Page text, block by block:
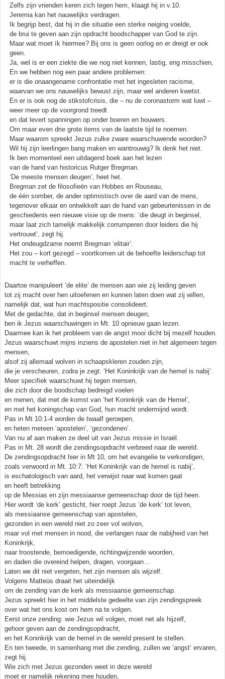
Zelfs zijn vrienden keren zich tegen hem, klaagt hij in v.10.
Jeremia kan het nauwelijks verdragen.
Ik begrijp best, dat hij in die situatie een sterke neiging voelde,
de brui te geven aan zijn opdracht boodschapper van God te zijn.
Maar wat moet ík hiermee? Bij ons is geen oorlog en er dreigt er ook
geen.
Ja, wel is er een ziekte die we nog niet kennen, lastig, eng misschien,
En we hebben nog een paar andere problemen:
er is die onaangename confrontatie met het ingesleten racisme,
waarvan we ons nauwelijks bewust zijn, maar wel anderen kwetst.
En er is ook nog de stikstofcrisis, die – nu de coronastorm wat luwt –
weer meer op de voorgrond treedt
en dat levert spanningen op onder boeren en bouwers.
Om maar even drie grote items van de laatste tijd te noemen.
Maar waarom spreekt Jezus zulke zware waarschuwende woorden?
Wil hij zijn leerlingen bang maken en wantrouwig? Ik denk het niet.
Ik ben momenteel een uitdagend boek aan het lezen
van de hand van historicus Rutger Bregman.
‘De meeste mensen deugen’, heet het.
Bregman zet de filosofieën van Hobbes en Rouseau,
de één somber, de ander optimistisch over de aard van de mens,
tegenover elkaar en ontwikkelt aan de hand van gebeurtenissen in de
geschiedenis een nieuwe visie op de mens: ‘die deugt in beginsel,
maar laat zich tamelijk makkelijk corrumperen door leiders die hij
vertrouwt’, zegt hij.
Het ondeugdzame noemt Bregman ‘elitair’.
Het zou – kort gezegd – voortkomen uit de behoefte leiderschap tot
macht te verheffen.
Daartoe manipuleert ‘de elite’ de mensen aan wie zij leiding geven
tot zij macht over hen uitoefenen en kunnen laten doen wat zij willen,
namelijk dat, wat hun machtspositie consolideert.
Met de gedachte, dat in beginsel mensen deugen,
ben ik Jezus waarschuwingen in Mt. 10 opnieuw gaan lezen.
Daarmee kan ik het probleem van de angst mooi dicht bij mezelf houden.
Jezus waarschuwt mijns inziens de apostelen niet in het algemeen tegen
mensen,
alsof zij allemaal wolven in schaapskleren zouden zijn,
die je verscheuren, zodra je zegt: ‘Het Koninkrijk van de hemel is nabij’.
Meer specifiek waarschuwt hij tegen mensen,
die zich door die boodschap bedreigd voelen
en menen, dat met de komst van ‘het Koninkrijk van de Hemel’,
en met het koningschap van God, hun macht ondermijnd wordt.
Pas in Mt 10:1-4 worden de twaalf geroepen,
en heten meteen ‘apostelen’, ‘gezondenen’.
Van nu af aan maken ze deel uit van Jezus missie in Israël.
Pas in Mt. 28 wordt die zendingsopdracht verbreed naar de wereld.
De zendingsopdracht hier in Mt 10, om het evangelie te verkondigen,
zoals verwoord in Mt. 10:7: ‘Het Koninkrijk van de hemel is nabij’,
is eschatologisch van aard, het verwijst naar wat komen gaat
en heeft betrekking
op de Messias en zijn messiaanse gemeenschap door de tijd heen.
Hier wordt ‘de kerk’ gesticht, hier roept Jezus ‘de kerk’ tot leven,
als messiaanse gemeenschap van apostelen,
gezonden in een wereld niet zo zeer vol wolven,
maar vol met mensen in nood, die verlangen naar de nabijheid van het
Koninkrijk,
naar troostende, bemoedigende, richtingwijzende woorden,
en daden die overeind helpen, dragen, voorgaan…
Laten we dit niet vergeten, het zijn mensen als wijzelf.
Volgens Matteüs draait het uiteindelijk
om de zending van de kerk als messiaanse gemeenschap.
Jezus spreekt hier in het middelste gedeelte van zijn zendingspreek
over wat het ons kost om hem na te volgen.
Eerst onze zending: wie Jezus wil volgen, moet net als hijzelf,
gehoor geven aan de zendingsopdracht,
en het Koninkrijk van de hemel in de wereld present te stellen.
En ten tweede, in samenhang met die zending, zullen we ‘angst’ ervaren,
zegt hij.
Wie zich met Jezus gezonden weet in deze wereld
moet er namelijk rekening mee houden,